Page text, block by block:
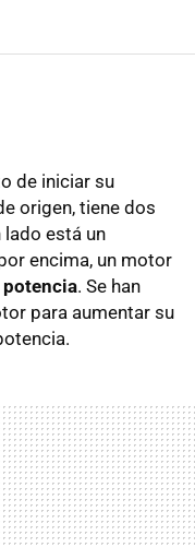
de iniciar su
origen, tiene dos
está un
encima, un motor
potencia. Se han
para aumentar su